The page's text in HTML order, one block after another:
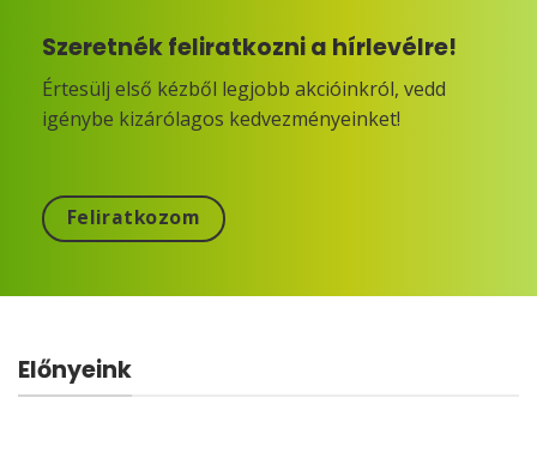
Szeretnék feliratkozni a hírlevélre!
Értesülj első kézből legjobb akcióinkról, vedd
igénybe kizárólagos kedvezményeinket!
Feliratkozom
Előnyeink